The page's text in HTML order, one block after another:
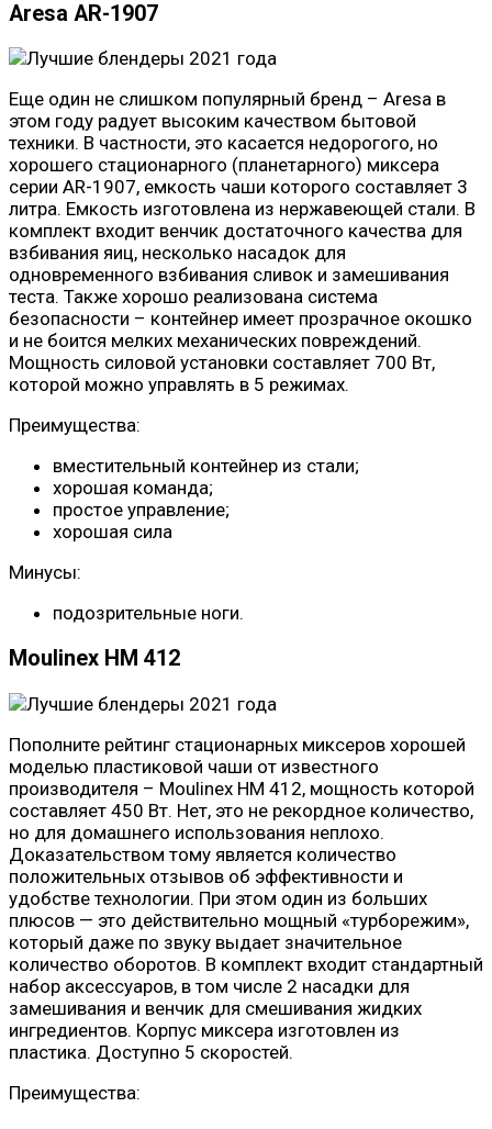
Aresa AR-1907
Еще один не слишком популярный бренд – Aresa в
этом году радует высоким качеством бытовой
техники. В частности, это касается недорогого, но
хорошего стационарного (планетарного) миксера
серии AR-1907, емкость чаши которого составляет 3
литра. Емкость изготовлена ​​из нержавеющей стали. В
комплект входит венчик достаточного качества для
взбивания яиц, несколько насадок для
одновременного взбивания сливок и замешивания
теста. Также хорошо реализована система
безопасности – контейнер имеет прозрачное окошко
и не боится мелких механических повреждений.
Мощность силовой установки составляет 700 Вт,
которой можно управлять в 5 режимах.
Преимущества:
вместительный контейнер из стали;
хорошая команда;
простое управление;
хорошая сила
Минусы:
подозрительные ноги.
Moulinex HM 412
Пополните рейтинг стационарных миксеров хорошей
моделью пластиковой чаши от известного
производителя – Moulinex HM 412, мощность которой
составляет 450 Вт. Нет, это не рекордное количество,
но для домашнего использования неплохо.
Доказательством тому является количество
положительных отзывов об эффективности и
удобстве технологии. При этом один из больших
плюсов — это действительно мощный «турборежим»,
который даже по звуку выдает значительное
количество оборотов. В комплект входит стандартный
набор аксессуаров, в том числе 2 насадки для
замешивания и венчик для смешивания жидких
ингредиентов. Корпус миксера изготовлен из
пластика. Доступно 5 скоростей.
Преимущества: